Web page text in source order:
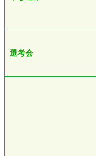
選考会